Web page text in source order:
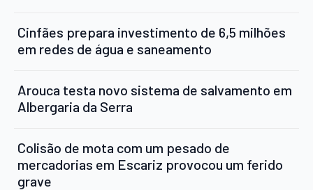
Cinfães prepara investimento de 6,5 milhões
em redes de água e saneamento
Arouca testa novo sistema de salvamento em
Albergaria da Serra
Colisão de mota com um pesado de
mercadorias em Escariz provocou um ferido
grave